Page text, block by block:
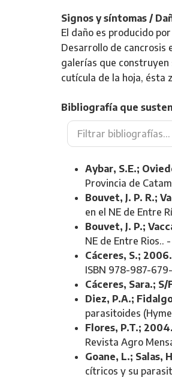
Signos y síntomas /
El daño es producido
Desarrollo de cancrosis
galerías que construyen
cutícula de la hoja, ésta
Bibliografía que
Aybar, S.E.;
Provincia de
Bouvet, J. P. R.;
en el NE de Entre
Bouvet, J. P.;
NE de Entre Rios..
Cáceres, S.; 2006.
ISBN 978-987-
Cáceres, Sara.; S/
Diez, P.A.;
parasitoides
Flores, P.T.; 2004.
Revista Agro
Goane, L.; Salas,
cítricos y su